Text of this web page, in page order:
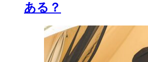
ある？